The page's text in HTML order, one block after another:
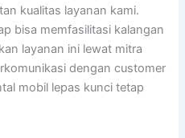
kualitas layanan kami.
bisa memfasilitasi kalangan
layanan ini lewat mitra
dengan customer
mobil lepas kunci tetap